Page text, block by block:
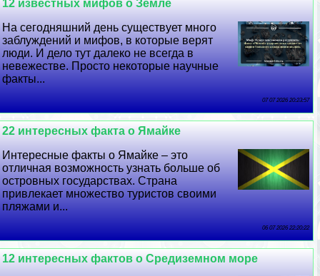
12 известных мифов о Земле
На сегодняшний день существует много
заблуждений и мифов, в которые верят
люди. И дело тут далеко не всегда в
невежестве. Просто некоторые научные
факты...
07 07 2026 20:23:57
22 интересных факта о Ямайке
Интересные факты о Ямайке – это
отличная возможность узнать больше об
островных государствах. Страна
привлекает множество туристов своими
пляжами и...
06 07 2026 22:20:22
12 интересных фактов о Средиземном море